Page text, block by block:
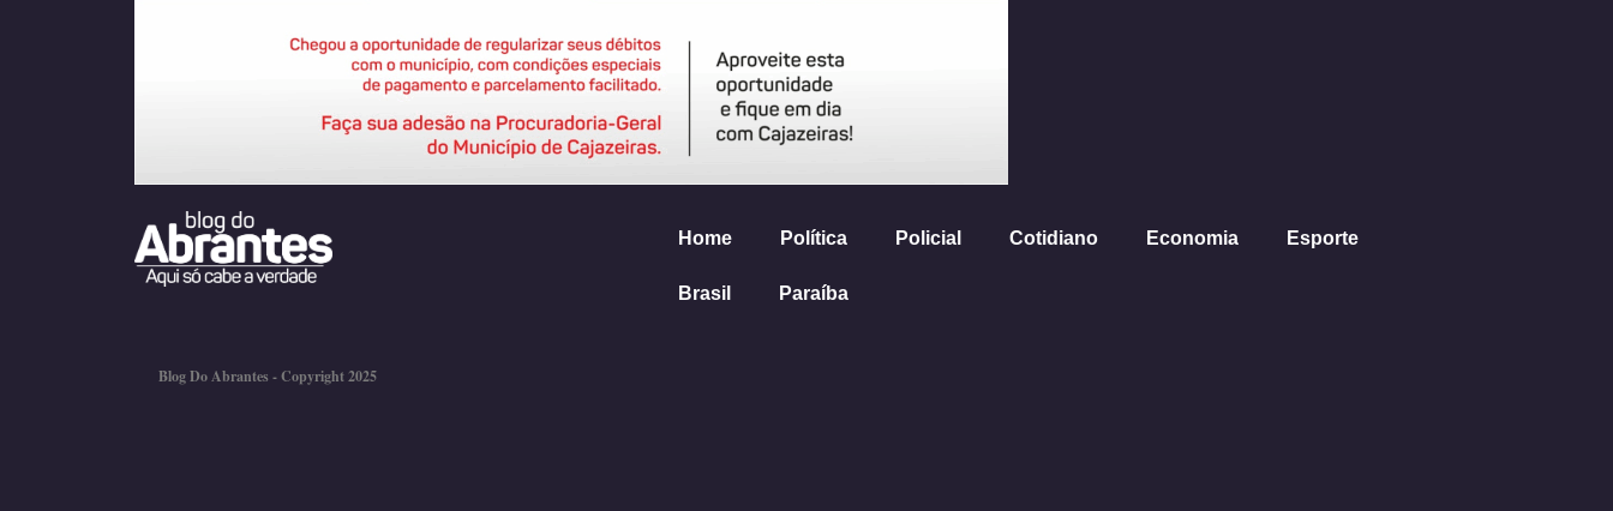
Home Política Policial Cotidiano Economia Esporte
Brasil Paraíba
Blog Do Abrantes - Copyright 2025